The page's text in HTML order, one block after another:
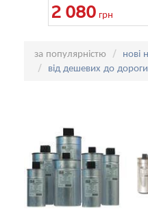
2 080 грн
за популярністю
нові
від дешевих до